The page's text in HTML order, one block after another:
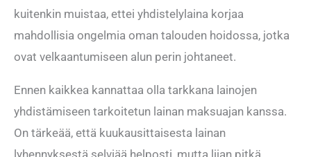
kuitenkin muistaa, ettei yhdistelylaina korjaa
mahdollisia ongelmia oman talouden hoidossa, jotka
ovat velkaantumiseen alun perin johtaneet.
Ennen kaikkea kannattaa olla tarkkana lainojen
yhdistämiseen tarkoitetun lainan maksuajan kanssa.
On tärkeää, että kuukausittaisesta lainan
lyhennyksestä selviää helposti, mutta liian pitkä